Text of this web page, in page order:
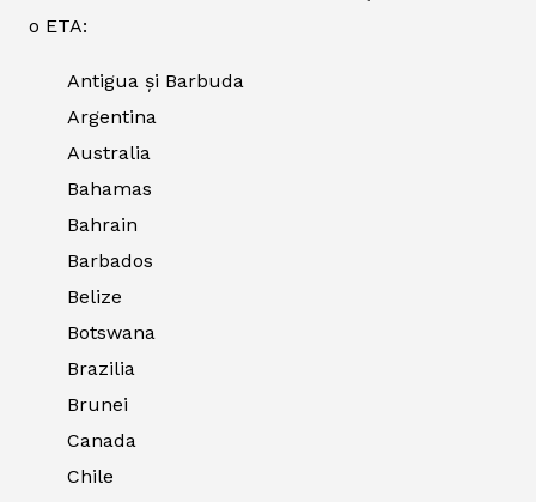
o ETA:
Antigua și Barbuda
Argentina
Australia
Bahamas
Bahrain
Barbados
Belize
Botswana
Brazilia
Brunei
Canada
Chile